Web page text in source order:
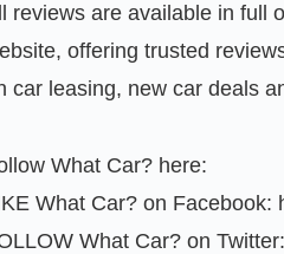
reviews are available in full
offering trusted
car leasing, new car deals
What Car? here:
What Car? on Facebook:
What Car? on